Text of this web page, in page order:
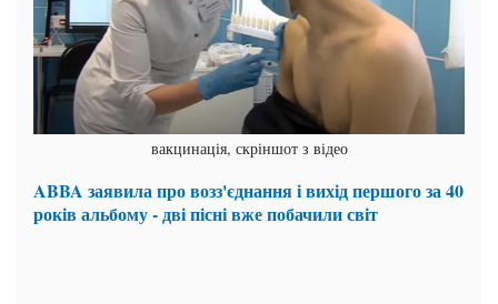
вакцинація, скріншот з відео
ABBA заявила про возз'єднання і вихід першого за 40
років альбому - дві пісні вже побачили світ